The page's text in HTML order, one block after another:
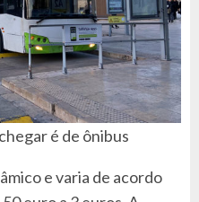
é de ônibus
e varia de acordo